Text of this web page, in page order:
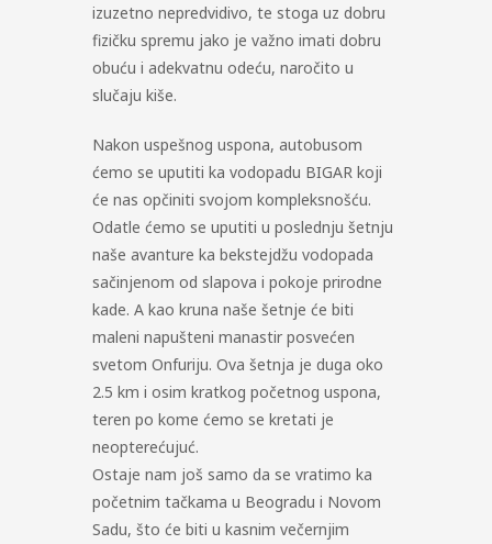
izuzetno nepredvidivo, te stoga uz dobru
fizičku spremu jako je važno imati dobru
obuću i adekvatnu odeću, naročito u
slučaju kiše.
Nakon uspešnog uspona, autobusom
ćemo se uputiti ka vodopadu BIGAR koji
će nas opčiniti svojom kompleksnošću.
Odatle ćemo se uputiti u poslednju šetnju
naše avanture ka bekstejdžu vodopada
sačinjenom od slapova i pokoje prirodne
kade. A kao kruna naše šetnje će biti
maleni napušteni manastir posvećen
svetom Onfuriju. Ova šetnja je duga oko
2.5 km i osim kratkog početnog uspona,
teren po kome ćemo se kretati je
neopterećujuć.
Ostaje nam još samo da se vratimo ka
početnim tačkama u Beogradu i Novom
Sadu, što će biti u kasnim večernjim